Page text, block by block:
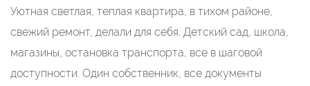
Уютная светлая, теплая квартира, в тихом районе,
свежий ремонт, делали для себя. Детский сад, школа,
магазины, остановка транспорта, все в шаговой
доступности. Один собственник, все документы